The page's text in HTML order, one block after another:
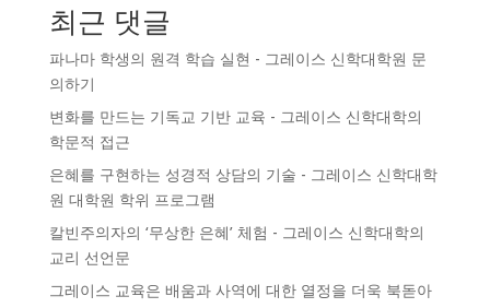
최근 댓글
파나마 학생의 원격 학습 실현 - 그레이스 신학대학원 문
의하기
변화를 만드는 기독교 기반 교육 - 그레이스 신학대학의
학문적 접근
은혜를 구현하는 성경적 상담의 기술 - 그레이스 신학대학
원 대학원 학위 프로그램
칼빈주의자의 ‘무상한 은혜’ 체험 - 그레이스 신학대학의
교리 선언문
그레이스 교육은 배움과 사역에 대한 열정을 더욱 북돋아